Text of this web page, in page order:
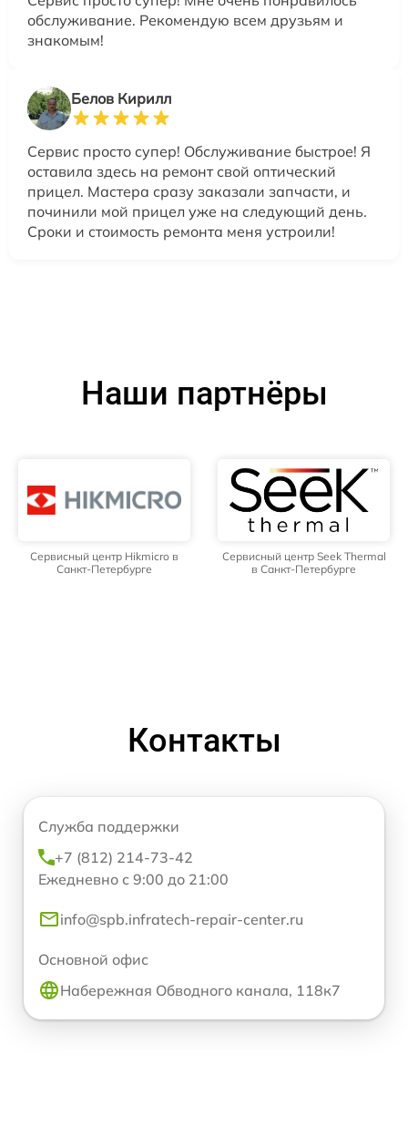
обслуживание. Рекомендую всем друзьям и
знакомым!
Белов Кирилл
Сервис просто супер! Обслуживание быстрое! Я
оставила здесь на ремонт свой оптический
прицел. Мастера сразу заказали запчасти, и
починили мой прицел уже на следующий день.
Сроки и стоимость ремонта меня устроили!
Наши партнёры
Сервисный центр Hikmicro в
Санкт-Петербурге
Сервисный центр Seek Thermal
в Санкт-Петербурге
Контакты
Служба поддержки
+7 (812) 214-73-42
Ежедневно с 9:00 до 21:00
info@spb.infratech-repair-center.ru
Основной офис
Набережная Обводного канала, 118к7